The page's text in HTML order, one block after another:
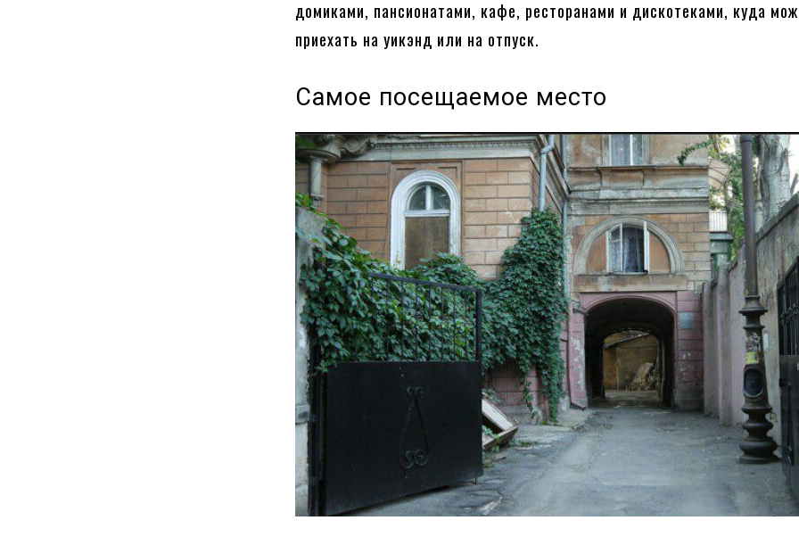
домиками, пансионатами, кафе, ресторанами и дискотеками, куда
приехать на уикэнд или на отпуск.
Самое посещаемое место